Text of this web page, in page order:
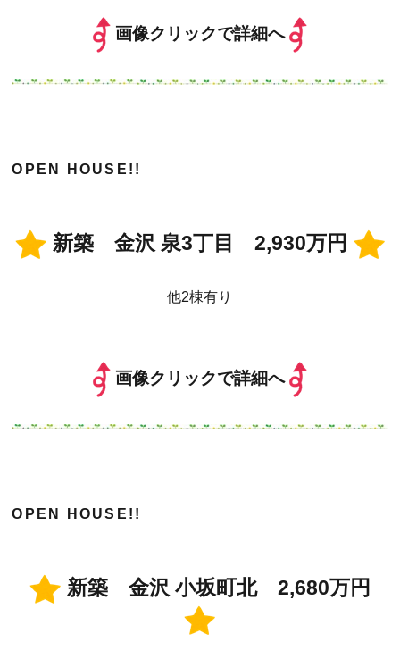
画像クリックで詳細へ
OPEN HOUSE!!
新築 金沢 泉3丁目 2,930万円
他2棟有り
画像クリックで詳細へ
OPEN HOUSE!!
新築 金沢 小坂町北 2,680万円